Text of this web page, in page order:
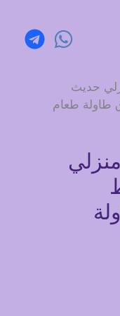
حديث
طعام